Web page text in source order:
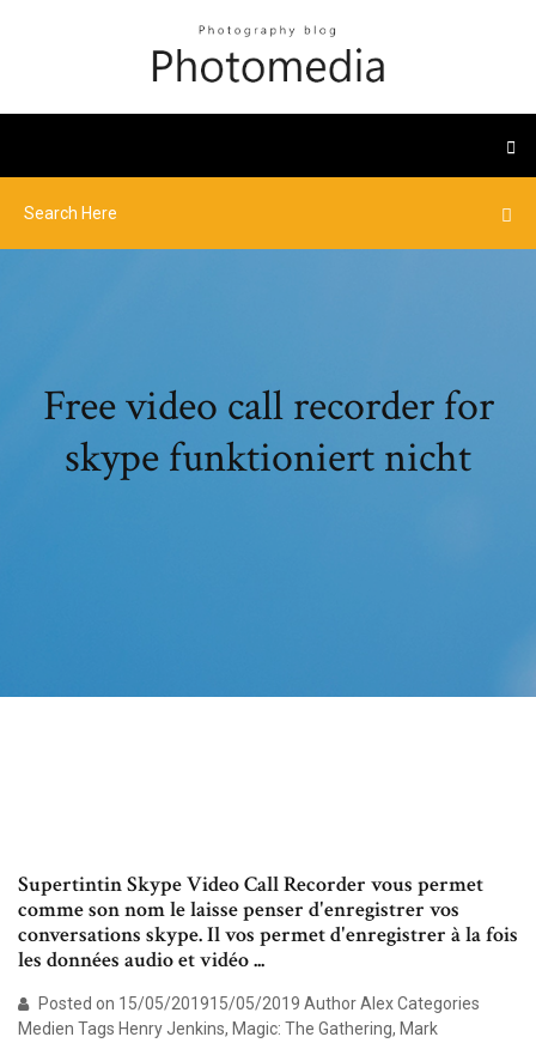
Free video call recorder for
skype funktioniert nicht
Supertintin Skype Video Call Recorder vous permet
comme son nom le laisse penser d'enregistrer vos
conversations skype. Il vos permet d'enregistrer à la fois
les données audio et vidéo ...
Posted on 15/05/201915/05/2019 Author Alex Categories
Medien Tags Henry Jenkins, Magic: The Gathering, Mark